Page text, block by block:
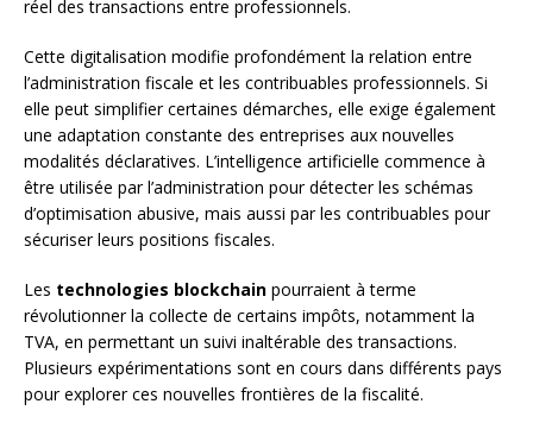
réel des transactions entre professionnels.
Cette digitalisation modifie profondément la relation entre
l’administration fiscale et les contribuables professionnels. Si
elle peut simplifier certaines démarches, elle exige également
une adaptation constante des entreprises aux nouvelles
modalités déclaratives. L’intelligence artificielle commence à
être utilisée par l’administration pour détecter les schémas
d’optimisation abusive, mais aussi par les contribuables pour
sécuriser leurs positions fiscales.
Les technologies blockchain pourraient à terme
révolutionner la collecte de certains impôts, notamment la
TVA, en permettant un suivi inaltérable des transactions.
Plusieurs expérimentations sont en cours dans différents pays
pour explorer ces nouvelles frontières de la fiscalité.